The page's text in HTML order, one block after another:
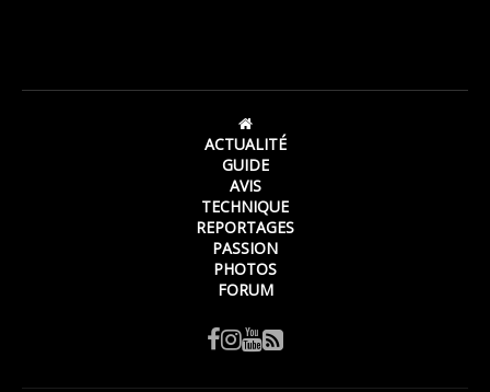
ACTUALITÉ
GUIDE
AVIS
TECHNIQUE
REPORTAGES
PASSION
PHOTOS
FORUM